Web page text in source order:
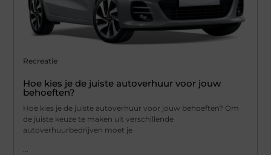
Recreatie
Hoe kies je de juiste autoverhuur voor jouw
behoeften?
Hoe kies je de juiste autoverhuur voor jouw behoeften? Om
de juiste keuze te maken uit verschillende
autoverhuurbedrijven moet je
...